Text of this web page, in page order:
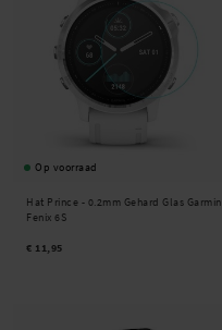
Op voorraad
Hat Prince - 0.2mm Gehard Glas Garmin
Fenix 6S
€ 11,95